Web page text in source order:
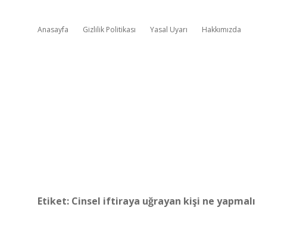
Anasayfa Gizlilik Politikası Yasal Uyarı Hakkımızda
Etiket: Cinsel iftiraya uğrayan kişi ne yapmalı